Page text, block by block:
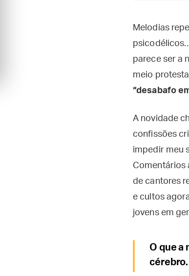
Melodias
parece ser a
meio
“desabafo
A novidade
confissões
impedir meu
Comentários
de cantores
e cultos
jovens em
O que a
cérebro.